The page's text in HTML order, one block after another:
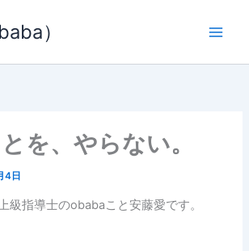
）
を、やらない。
4日
級指導士のobabaこと安藤愛です。